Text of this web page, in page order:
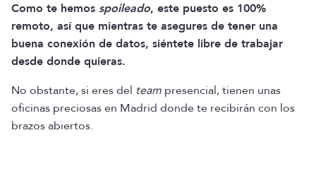
Como te hemos spoileado, este puesto es 100%
remoto, así que mientras te asegures de tener una
buena conexión de datos, siéntete libre de trabajar
desde donde quieras.
No obstante, si eres del team presencial, tienen unas
oficinas preciosas en Madrid donde te recibirán con los
brazos abiertos.